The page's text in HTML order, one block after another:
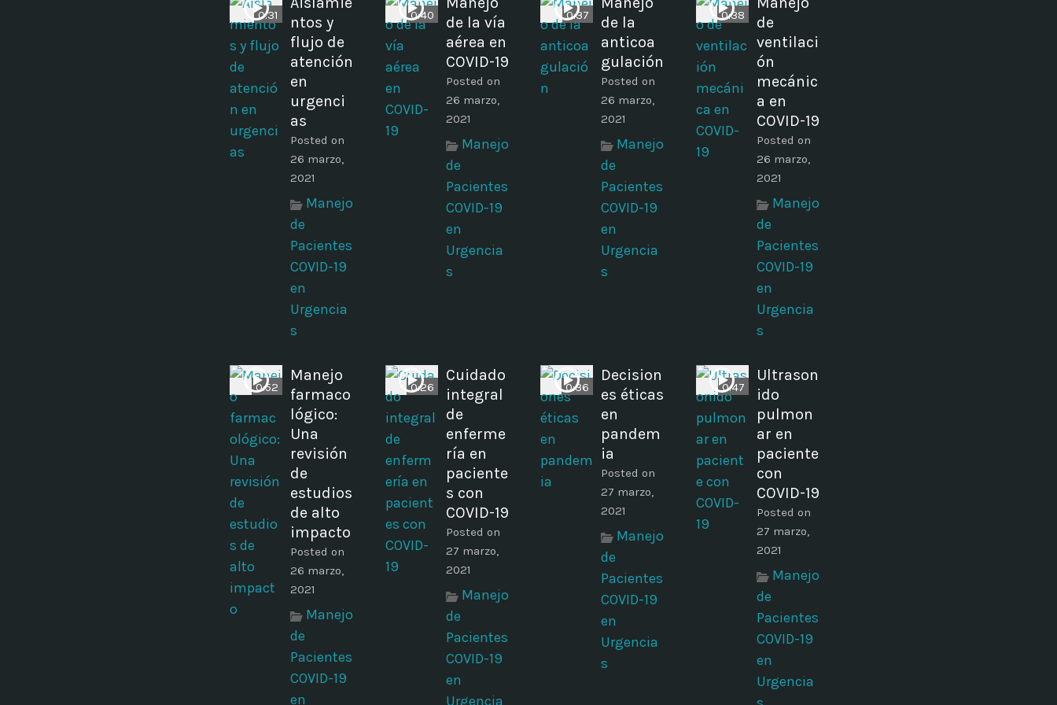
0:31
ntos y
flujo de
atención
en
urgenci
as
Posted on
26 marzo,
2021
Manejo
de
Pacientes
COVID-19
en
Urgencia
s
0:40
de la vía
aérea en
COVID-19
Posted on
26 marzo,
2021
Manejo
de
Pacientes
COVID-19
en
Urgencia
s
0:37
de la
anticoa
gulación
Posted on
26 marzo,
2021
Manejo
de
Pacientes
COVID-19
en
Urgencia
s
0:38
de
ventilaci
ón
mecánic
a en
COVID-19
Posted on
26 marzo,
2021
Manejo
de
Pacientes
COVID-19
en
Urgencia
s
0:52
Manejo
farmaco
lógico:
Una
revisión
de
estudios
de alto
impacto
Posted on
26 marzo,
2021
Manejo
de
Pacientes
COVID-19
en
0:26
Cuidado
integral
de
enferme
ría en
paciente
s con
COVID-19
Posted on
27 marzo,
2021
Manejo
de
Pacientes
COVID-19
en
Urgencia
0:36
Decision
es éticas
en
pandem
ia
Posted on
27 marzo,
2021
Manejo
de
Pacientes
COVID-19
en
Urgencia
s
0:47
Ultrason
ido
pulmon
ar en
paciente
con
COVID-19
Posted on
27 marzo,
2021
Manejo
de
Pacientes
COVID-19
en
Urgencia